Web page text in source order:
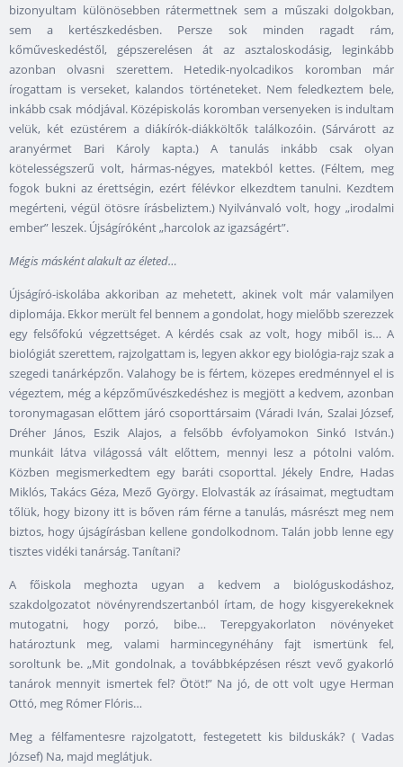
bizonyultam különösebben rátermettnek sem a műszaki dolgokban,
sem a kertészkedésben. Persze sok minden ragadt rám,
kőműveskedéstől, gépszerelésen át az asztaloskodásig, leginkább
azonban olvasni szerettem. Hetedik-nyolcadikos koromban már
írogattam is verseket, kalandos történeteket. Nem feledkeztem bele,
inkább csak módjával. Középiskolás koromban versenyeken is indultam
velük, két ezüstérem a diákírók-diákköltők találkozóin. (Sárvárott az
aranyérmet Bari Károly kapta.) A tanulás inkább csak olyan
kötelességszerű volt, hármas-négyes, matekból kettes. (Féltem, meg
fogok bukni az érettségin, ezért félévkor elkezdtem tanulni. Kezdtem
megérteni, végül ötösre írásbeliztem.) Nyilvánvaló volt, hogy „irodalmi
ember” leszek. Újságíróként „harcolok az igazságért”.
Mégis másként alakult az életed…
Újságíró-iskolába akkoriban az mehetett, akinek volt már valamilyen
diplomája. Ekkor merült fel bennem a gondolat, hogy mielőbb szerezzek
egy felsőfokú végzettséget. A kérdés csak az volt, hogy miből is… A
biológiát szerettem, rajzolgattam is, legyen akkor egy biológia-rajz szak a
szegedi tanárképzőn. Valahogy be is fértem, közepes eredménnyel el is
végeztem, még a képzőművészkedéshez is megjött a kedvem, azonban
toronymagasan előttem járó csoporttársaim (Váradi Iván, Szalai József,
Dréher János, Eszik Alajos, a felsőbb évfolyamokon Sinkó István.)
munkáit látva világossá vált előttem, mennyi lesz a pótolni valóm.
Közben megismerkedtem egy baráti csoporttal. Jékely Endre, Hadas
Miklós, Takács Géza, Mező György. Elolvasták az írásaimat, megtudtam
tőlük, hogy bizony itt is bőven rám férne a tanulás, másrészt meg nem
biztos, hogy újságírásban kellene gondolkodnom. Talán jobb lenne egy
tisztes vidéki tanárság. Tanítani?
A főiskola meghozta ugyan a kedvem a biológuskodáshoz,
szakdolgozatot növényrendszertanból írtam, de hogy kisgyerekeknek
mutogatni, hogy porzó, bibe… Terepgyakorlaton növényeket
határoztunk meg, valami harmincegynéhány fajt ismertünk fel,
soroltunk be. „Mit gondolnak, a továbbképzésen részt vevő gyakorló
tanárok mennyit ismertek fel? Ötöt!” Na jó, de ott volt ugye Herman
Ottó, meg Rómer Flóris…
Meg a félfamentesre rajzolgatott, festegetett kis bilduskák? ( Vadas
József) Na, majd meglátjuk.